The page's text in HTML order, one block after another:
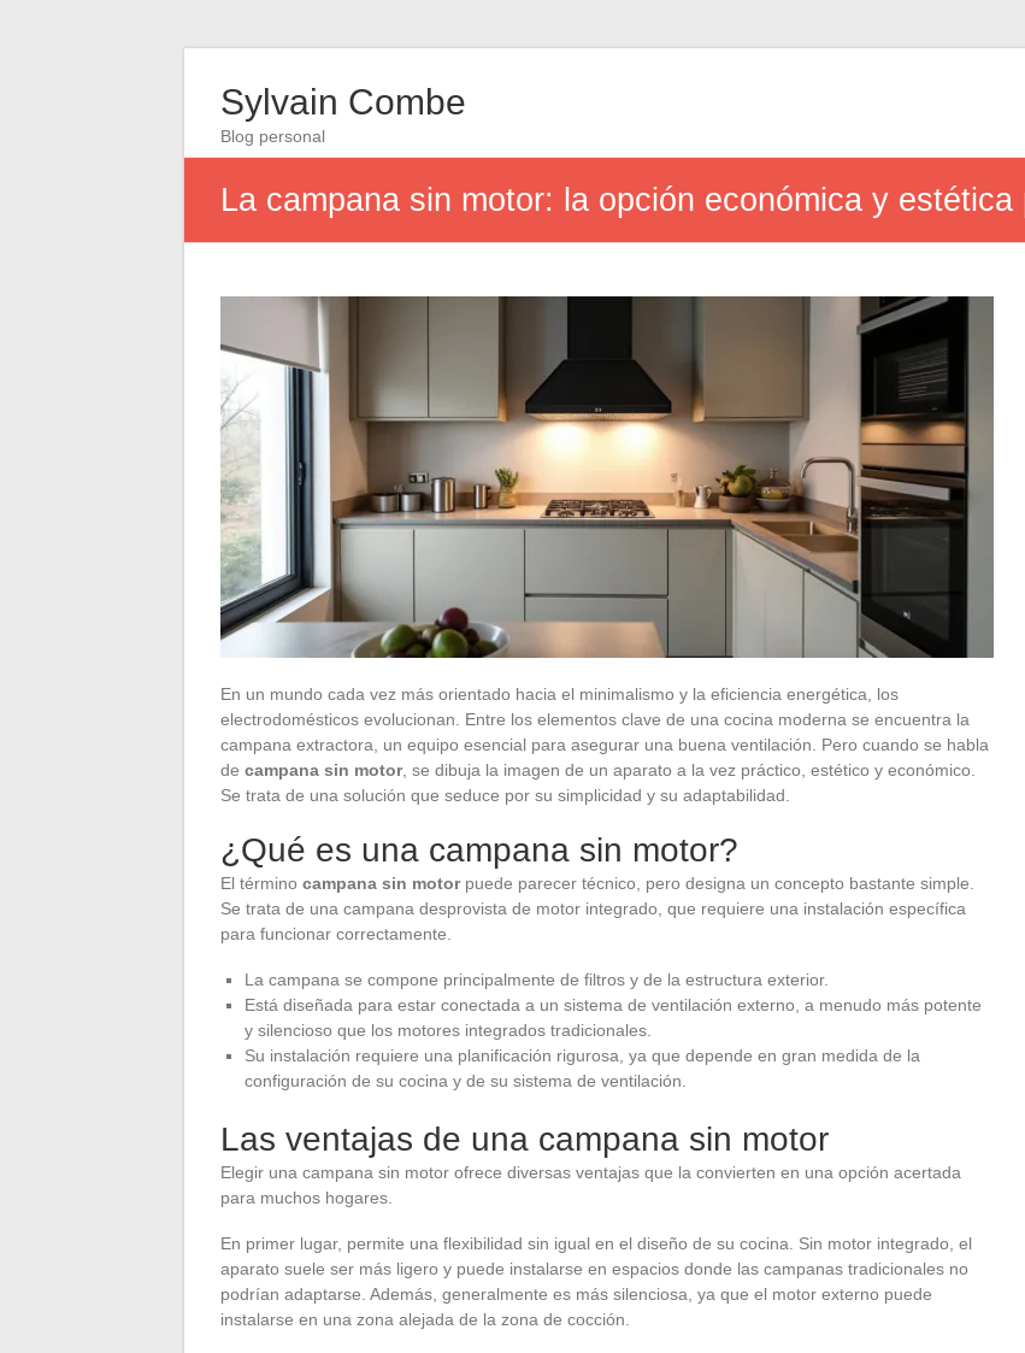
Sylvain Combe
Blog personal
La campana sin motor: la opción económica y
En un mundo cada vez más orientado hacia el minimalismo y la eficiencia energética, los
electrodomésticos evolucionan. Entre los elementos clave de una cocina moderna se encuentra la
campana extractora, un equipo esencial para asegurar una buena ventilación. Pero cuando se habla
de campana sin motor, se dibuja la imagen de un aparato a la vez práctico, estético y económico.
Se trata de una solución que seduce por su simplicidad y su adaptabilidad.
¿Qué es una campana sin motor?
El término campana sin motorpuede parecer técnico, pero designa un concepto bastante simple.
Se trata de una campana desprovista de motor integrado, que requiere una instalación específica
para funcionar correctamente.
La campana se compone principalmente de filtros y de la estructura exterior.
Está diseñada para estar conectada a un sistema de ventilación externo, a menudo más potente
y silencioso que los motores integrados tradicionales.
Su instalación requiere una planificación rigurosa, ya que depende en gran medida de la
configuración de su cocina y de su sistema de ventilación.
Las ventajas de una campana sin motor
Elegir una campana sin motor ofrece diversas ventajas que la convierten en una opción acertada
para muchos hogares.
En primer lugar, permite una flexibilidad sin igual en el diseño de su cocina. Sin motor integrado, el
aparato suele ser más ligero y puede instalarse en espacios donde las campanas tradicionales no
podrían adaptarse. Además, generalmente es más silenciosa, ya que el motor externo puede
instalarse en una zona alejada de la zona de cocción.